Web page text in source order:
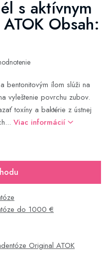
s aktívnym
Obsah:
bentonitovým ílom slúži na
vyleštenie povrchu zubov.
toxíny a baktérie z ústnej
Viac informácií
do 1000 €
Original ATOK